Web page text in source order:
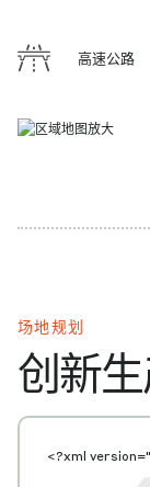
高速公路
场地规划
创新
<?xml